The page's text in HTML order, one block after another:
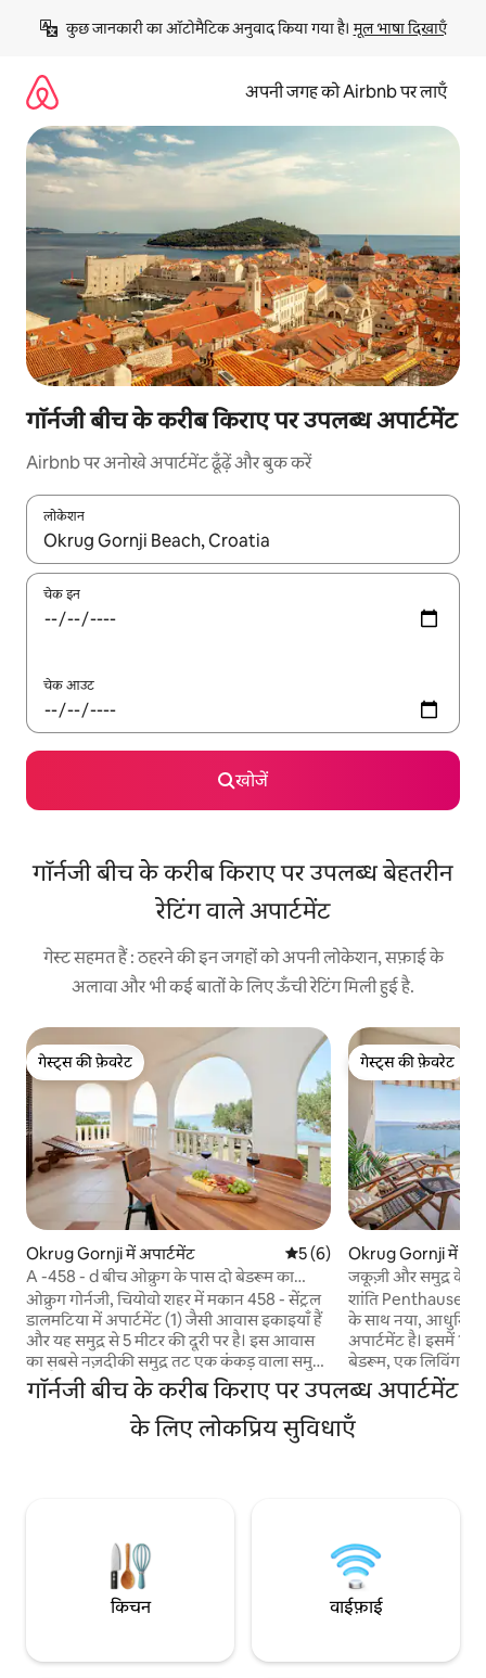
छोड़कर
कॉन्टेंट
कुछ जानकारी का ऑटोमैटिक अनुवाद किया गया है। मूल भाषा दिखाएँ
अपनी जगह को Airbnb पर लाएँ
गॉर्नजी बीच के करीब किराए पर उपलब्ध अपार्टमेंट
Airbnb पर अनोखे अपार्टमेंट ढूँढ़ें और बुक करें
लोकेशन
नतीजों के उपलब्ध होने पर, अप और डाउन 'ऐरो की' का इस्तेमाल करके नेविगेट
चेक इन
चेक आउट
खोजें
गॉर्नजी बीच के करीब किराए पर उपलब्ध बेहतरीन
रेटिंग वाले अपार्टमेंट
गेस्ट सहमत हैं : ठहरने की इन जगहों को अपनी लोकेशन, सफ़ाई के
अलावा और भी कई बातों के लिए ऊँची रेटिंग मिली हुई है.
गेस्ट्स की फ़ेवरेट
गेस्ट्स की फ़ेवरेट
Okrug Gornji में अपार्टमेंट औसत रेटिंग 5 में से 5, 6 समीक्षाएँ
5 (6)
A -458 - d बीच ओक्रुग के पास दो बेडरूम का
अपार्टमेंट
ओक्रुग गोर्नजी, चियोवो शहर में मकान 458 - सेंट्रल
डालमटिया में अपार्टमेंट (1) जैसी आवास इकाइयाँ हैं
और यह समुद्र से 5 मीटर की दूरी पर है। इस आवास
का सबसे नज़दीकी समुद्र तट एक कंकड़ वाला समुद्र
तट है। इस घर को "बीच के पास मौजूद सुविधाएँ" के
रूप में वर्गीकृत किया गया है। जैसा कि घर को कई
अपार्टमेंट में विभाजित किया गया है, आपके ठहरने के
दौरान अन्य मेहमान मौजूद हो सकते हैं। मेज़बान इस
गेस्ट्स की फ़ेवरेट
गेस्ट्स की फ़ेवरेट
Okrug Gornji में
जकूज़ी और समुद्र के
शांति Penthause
के साथ नया, आधुनिक
अपार्टमेंट है। इसमें
बेडरूम, एक लिविंग
एक पूरी तरह से
साथ 2 बाथरूम,
हर कमरे में सपाट
फ़ाई के साथ आता है।
गॉर्नजी बीच के करीब किराए पर उपलब्ध अपार्टमेंट
के लिए लोकप्रिय सुविधाएँ
किचन वाईफ़ाई